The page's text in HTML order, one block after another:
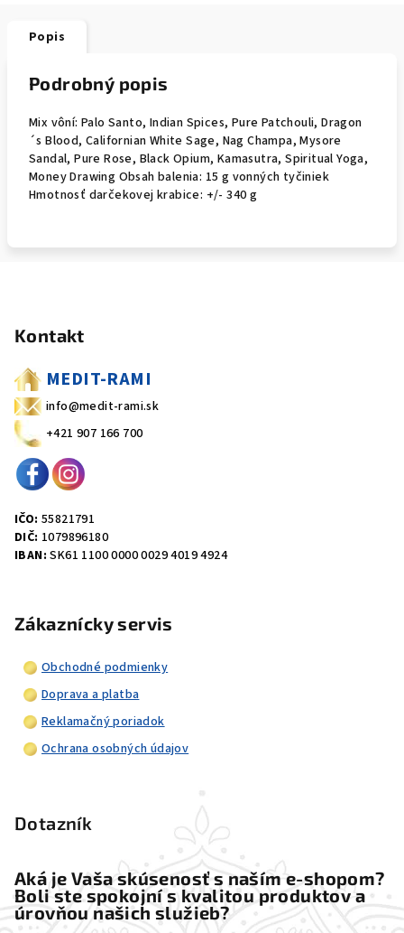
Popis
Podrobný popis
Mix vôní: Palo Santo, Indian Spices, Pure Patchouli, Dragon
´s Blood, Californian White Sage, Nag Champa, Mysore
Sandal, Pure Rose, Black Opium, Kamasutra, Spiritual Yoga,
Money Drawing Obsah balenia: 15 g vonných tyčiniek
Hmotnosť darčekovej krabice: +/- 340 g
Kontakt
MEDIT-RAMI
info@medit-rami.sk
+421 907 166 700
IČO: 55821791
DIČ: 1079896180
IBAN: SK61 1100 0000 0029 4019 4924
Zákaznícky servis
Obchodné podmienky
Doprava a platba
Reklamačný poriadok
Ochrana osobných údajov
Dotazník
Aká je Vaša skúsenosť s naším e-shopom?
Boli ste spokojní s kvalitou produktov a
úrovňou našich služieb?